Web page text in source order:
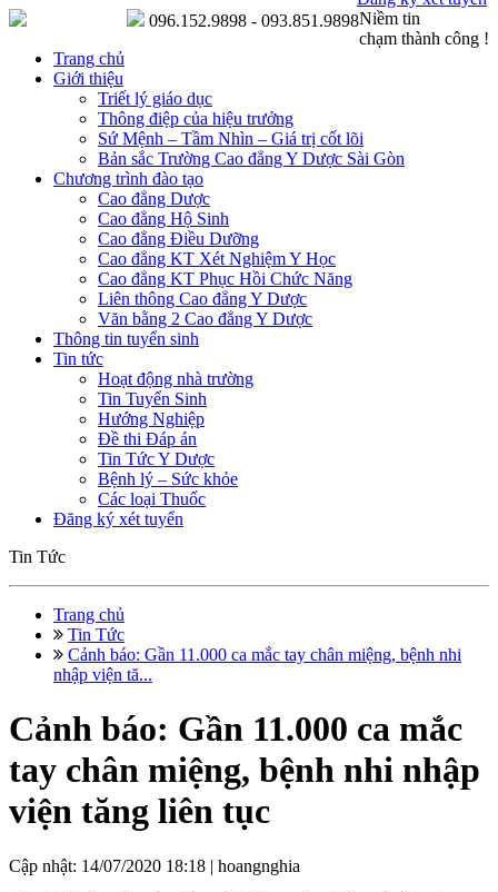
Niềm tin
chạm thành công !
096.152.9898 - 093.851.9898
Trang chủ
Giới thiệu
Triết lý giáo dục
Thông điệp của hiệu trưởng
Sứ Mệnh – Tầm Nhìn – Giá trị cốt lõi
Bản sắc Trường Cao đẳng Y Dược Sài Gòn
Chương trình đào tạo
Cao đẳng Dược
Cao đẳng Hộ Sinh
Cao đẳng Điều Dưỡng
Cao đẳng KT Xét Nghiệm Y Học
Cao đẳng KT Phục Hồi Chức Năng
Liên thông Cao đẳng Y Dược
Văn bằng 2 Cao đẳng Y Dược
Thông tin tuyển sinh
Tin tức
Hoạt động nhà trường
Tin Tuyển Sinh
Hướng Nghiệp
Đề thi Đáp án
Tin Tức Y Dược
Bệnh lý – Sức khỏe
Các loại Thuốc
Đăng ký xét tuyển
Tin Tức
Trang chủ
Tin Tức
Cảnh báo: Gần 11.000 ca mắc tay chân miệng, bệnh nhi
nhập viện tă...
Cảnh báo: Gần 11.000 ca mắc
tay chân miệng, bệnh nhi nhập
viện tăng liên tục
Cập nhật: 14/07/2020 18:18 | hoangnghia